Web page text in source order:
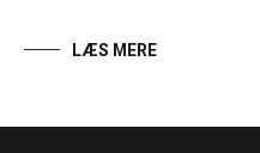
LÆS MERE